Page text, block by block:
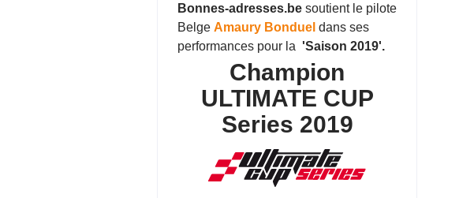
Bonnes-adresses.be soutient le pilote
Belge Amaury Bonduel dans ses
performances pour la 'Saison 2019'.
Champion
ULTIMATE CUP
Series 2019